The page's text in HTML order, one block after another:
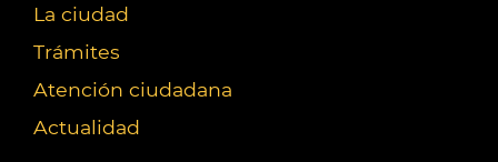
La ciudad
Trámites
Atención ciudadana
Actualidad